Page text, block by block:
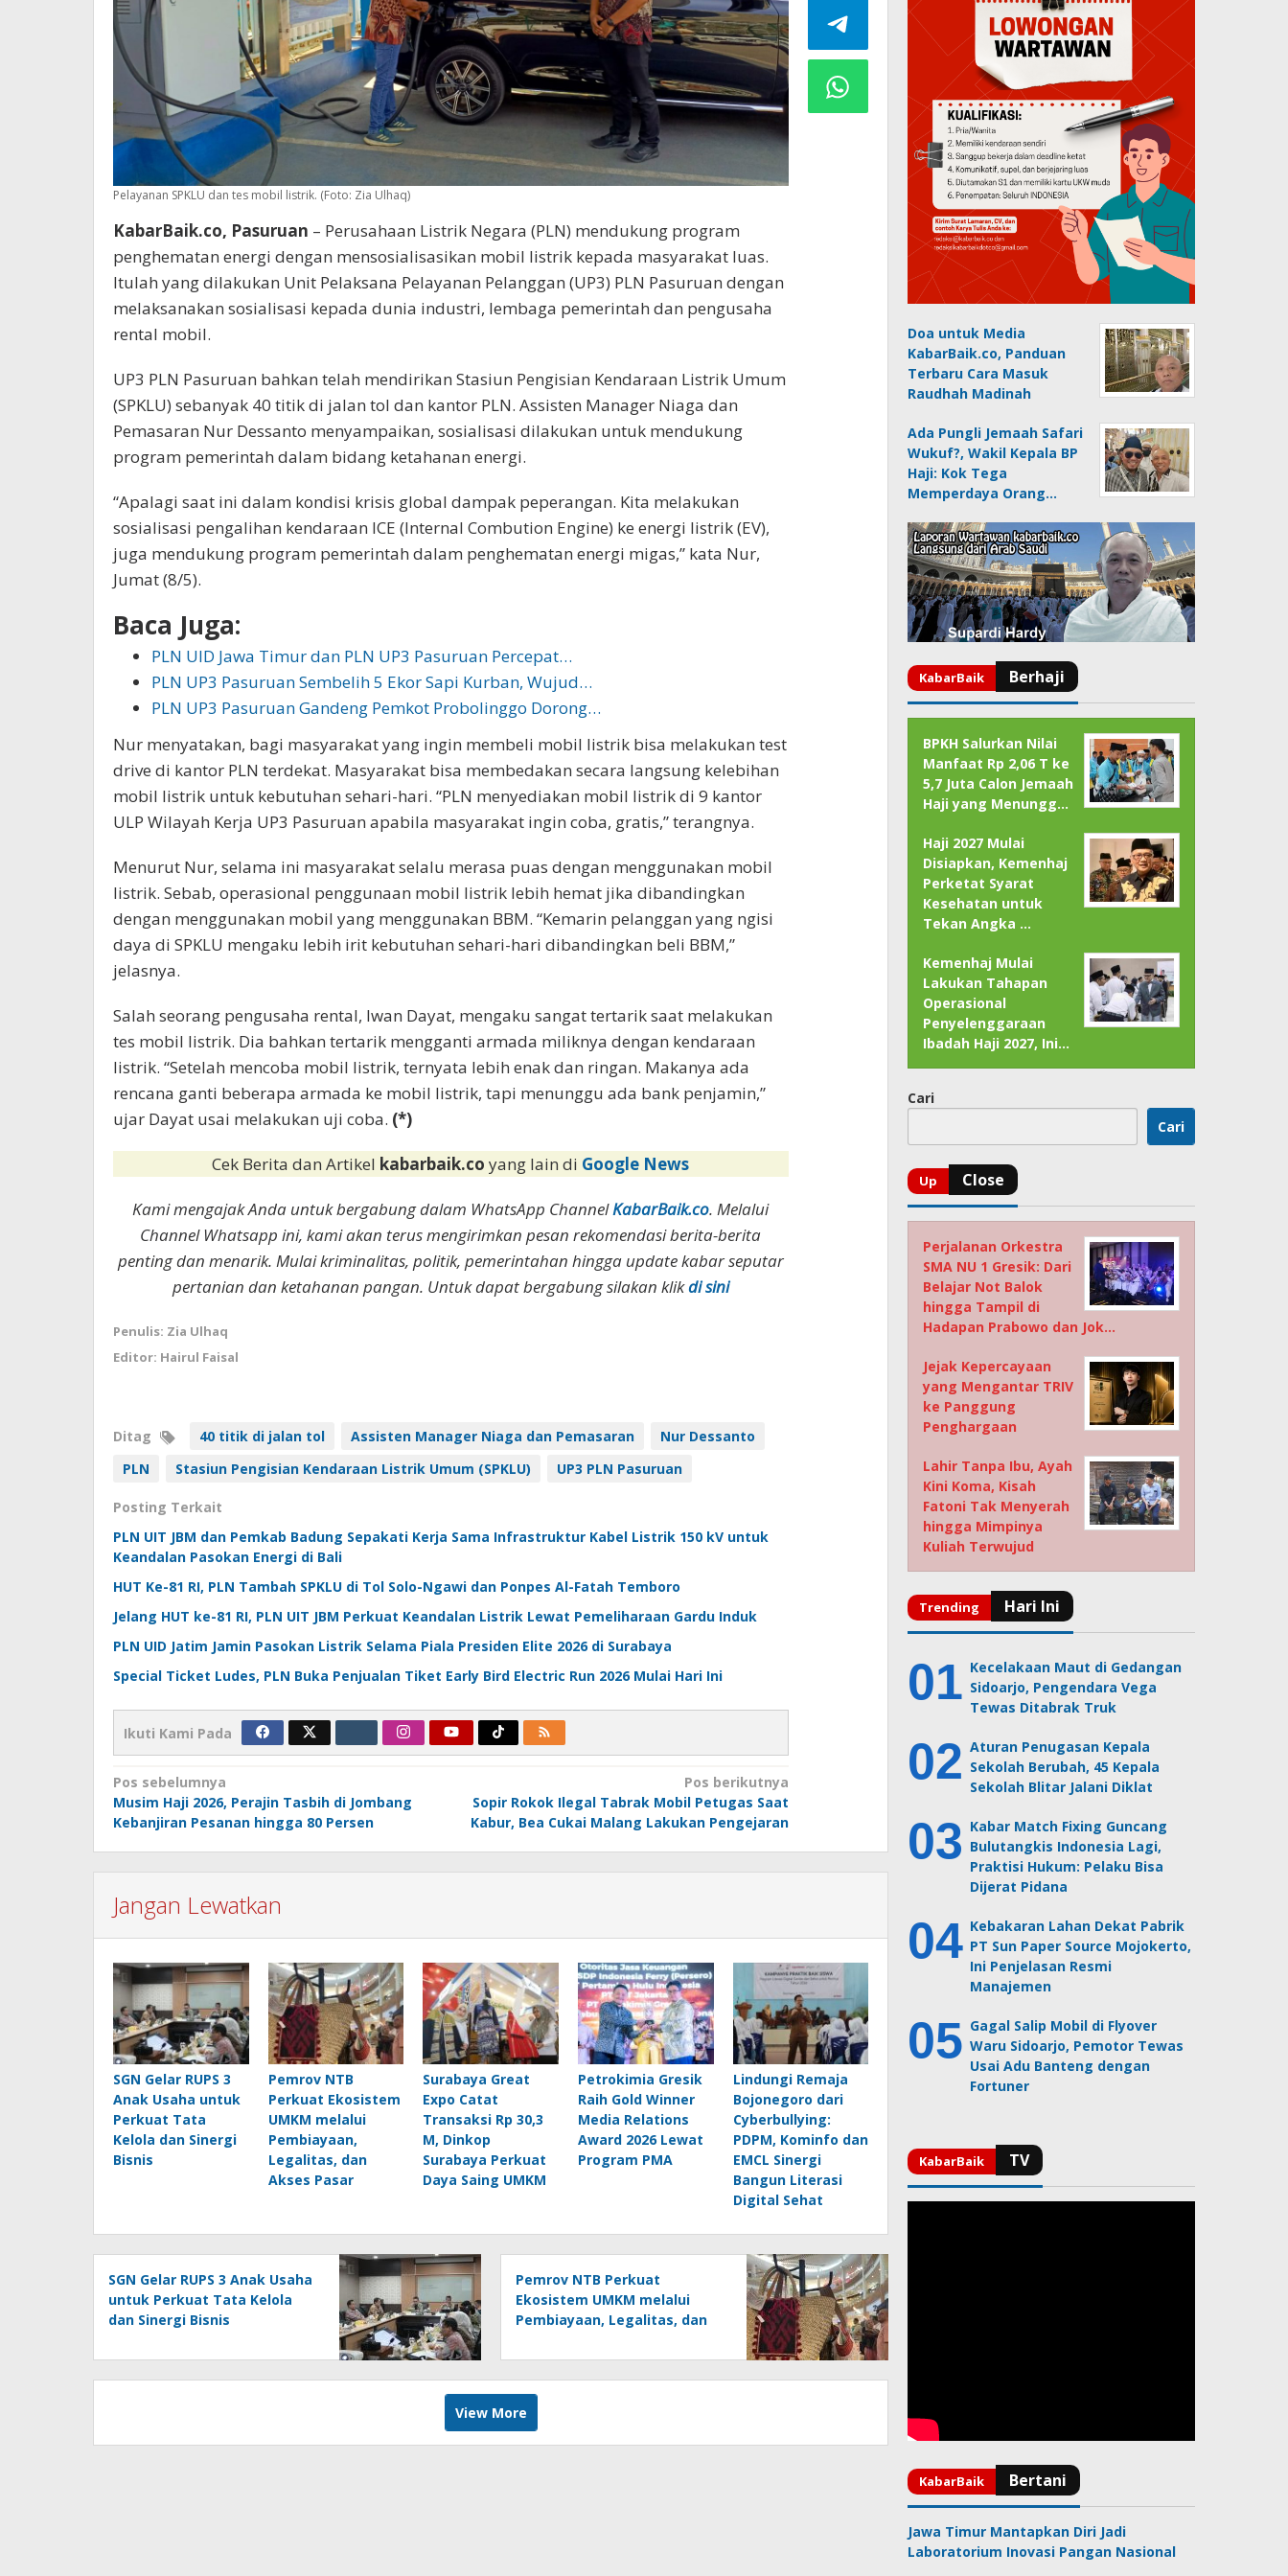
Pelayanan SPKLU dan tes mobil listrik. (Foto: Zia Ulhaq)
KabarBaik.co, Pasuruan – Perusahaan Listrik Negara (PLN) mendukung program
penghematan energi dengan mensosialisasikan mobil listrik kepada masyarakat luas.
Itulah yang dilakukan Unit Pelaksana Pelayanan Pelanggan (UP3) PLN Pasuruan dengan
melaksanakan sosialisasi kepada dunia industri, lembaga pemerintah dan pengusaha
rental mobil.
UP3 PLN Pasuruan bahkan telah mendirikan Stasiun Pengisian Kendaraan Listrik Umum
(SPKLU) sebanyak 40 titik di jalan tol dan kantor PLN. Assisten Manager Niaga dan
Pemasaran Nur Dessanto menyampaikan, sosialisasi dilakukan untuk mendukung
program pemerintah dalam bidang ketahanan energi.
“Apalagi saat ini dalam kondisi krisis global dampak peperangan. Kita melakukan
sosialisasi pengalihan kendaraan ICE (Internal Combution Engine) ke energi listrik (EV),
juga mendukung program pemerintah dalam penghematan energi migas,” kata Nur,
Jumat (8/5).
Baca Juga:
PLN UID Jawa Timur dan PLN UP3 Pasuruan Percepat…
PLN UP3 Pasuruan Sembelih 5 Ekor Sapi Kurban, Wujud…
PLN UP3 Pasuruan Gandeng Pemkot Probolinggo Dorong…
Nur menyatakan, bagi masyarakat yang ingin membeli mobil listrik bisa melakukan test
drive di kantor PLN terdekat. Masyarakat bisa membedakan secara langsung kelebihan
mobil listrik untuk kebutuhan sehari-hari. “PLN menyediakan mobil listrik di 9 kantor
ULP Wilayah Kerja UP3 Pasuruan apabila masyarakat ingin coba, gratis,” terangnya.
Menurut Nur, selama ini masyarakat selalu merasa puas dengan menggunakan mobil
listrik. Sebab, operasional penggunaan mobil listrik lebih hemat jika dibandingkan
dengan menggunakan mobil yang menggunakan BBM. “Kemarin pelanggan yang ngisi
daya di SPKLU mengaku lebih irit kebutuhan sehari-hari dibandingkan beli BBM,”
jelasnya.
Salah seorang pengusaha rental, Iwan Dayat, mengaku sangat tertarik saat melakukan
tes mobil listrik. Dia bahkan tertarik mengganti armada miliknya dengan kendaraan
listrik. “Setelah mencoba mobil listrik, ternyata lebih enak dan ringan. Makanya ada
rencana ganti beberapa armada ke mobil listrik, tapi menunggu ada bank penjamin,”
ujar Dayat usai melakukan uji coba. (*)
Cek Berita dan Artikel kabarbaik.coyang lain di Google News
Kami mengajak Anda untuk bergabung dalam WhatsApp ChannelKabarBaik.co. Melalui
Channel Whatsapp ini, kami akan terus mengirimkan pesan rekomendasi berita-berita
penting dan menarik. Mulai kriminalitas, politik, pemerintahan hingga update kabar seputar
pertanian dan ketahanan pangan. Untuk dapat bergabung silakan klikdi sini
Penulis: Zia Ulhaq
Editor: Hairul Faisal
Ditag 40 titik di jalan tol Assisten Manager Niaga dan Pemasaran
Nur Dessanto
PLN
Stasiun Pengisian Kendaraan Listrik Umum (SPKLU) UP3 PLN Pasuruan
Posting Terkait
PLN UIT JBM dan Pemkab Badung Sepakati Kerja Sama Infrastruktur Kabel Listrik 150 kV untuk
Keandalan Pasokan Energi di Bali
HUT Ke-81 RI, PLN Tambah SPKLU di Tol Solo-Ngawi dan Ponpes Al-Fatah Temboro
Jelang HUT ke-81 RI, PLN UIT JBM Perkuat Keandalan Listrik Lewat Pemeliharaan Gardu Induk
PLN UID Jatim Jamin Pasokan Listrik Selama Piala Presiden Elite 2026 di Surabaya
Special Ticket Ludes, PLN Buka Penjualan Tiket Early Bird Electric Run 2026 Mulai Hari Ini
Ikuti Kami Pada
Navigasi
pos
Pos sebelumnya
Musim Haji 2026, Perajin Tasbih di Jombang
Kebanjiran Pesanan hingga 80 Persen
Pos berikutnya
Sopir Rokok Ilegal Tabrak Mobil Petugas Saat
Kabur, Bea Cukai Malang Lakukan Pengejaran
Jangan Lewatkan
SGN Gelar RUPS 3
Anak Usaha untuk
Perkuat Tata
Kelola dan Sinergi
Bisnis
Pemrov NTB
Perkuat Ekosistem
UMKM melalui
Pembiayaan,
Legalitas, dan
Akses Pasar
Surabaya Great
Expo Catat
Transaksi Rp 30,3
M, Dinkop
Surabaya Perkuat
Daya Saing UMKM
Petrokimia Gresik
Raih Gold Winner
Media Relations
Award 2026 Lewat
Program PMA
Lindungi Remaja
Bojonegoro dari
Cyberbullying:
PDPM, Kominfo dan
EMCL Sinergi
Bangun Literasi
Digital Sehat
SGN Gelar RUPS 3 Anak Usaha
untuk Perkuat Tata Kelola
dan Sinergi Bisnis
Pemrov NTB Perkuat
Ekosistem UMKM melalui
Pembiayaan, Legalitas, dan
View More
Doa untuk Media
KabarBaik.co, Panduan
Terbaru Cara Masuk
Raudhah Madinah
Ada Pungli Jemaah Safari
Wukuf?, Wakil Kepala BP
Haji: Kok Tega
Memperdaya Orang…
BPKH Salurkan Nilai
Manfaat Rp 2,06 T ke
5,7 Juta Calon Jemaah
Haji yang Menungg…
Haji 2027 Mulai
Disiapkan, Kemenhaj
Perketat Syarat
Kesehatan untuk
Tekan Angka …
Kemenhaj Mulai
Lakukan Tahapan
Operasional
Penyelenggaraan
Ibadah Haji 2027, Ini…
Cari
Cari
Perjalanan Orkestra
SMA NU 1 Gresik: Dari
Belajar Not Balok
hingga Tampil di
Hadapan Prabowo dan Jok…
Jejak Kepercayaan
yang Mengantar TRIV
ke Panggung
Penghargaan
Lahir Tanpa Ibu, Ayah
Kini Koma, Kisah
Fatoni Tak Menyerah
hingga Mimpinya
Kuliah Terwujud
Kecelakaan Maut di Gedangan
Sidoarjo, Pengendara Vega
Tewas Ditabrak Truk
Aturan Penugasan Kepala
Sekolah Berubah, 45 Kepala
Sekolah Blitar Jalani Diklat
Kabar Match Fixing Guncang
Bulutangkis Indonesia Lagi,
Praktisi Hukum: Pelaku Bisa
Dijerat Pidana
Kebakaran Lahan Dekat Pabrik
PT Sun Paper Source Mojokerto,
Ini Penjelasan Resmi
Manajemen
Gagal Salip Mobil di Flyover
Waru Sidoarjo, Pemotor Tewas
Usai Adu Banteng dengan
Fortuner
Jawa Timur Mantapkan Diri Jadi
Laboratorium Inovasi Pangan Nasional